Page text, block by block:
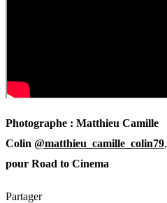
Photographe : Matthieu Camille
Colin @matthieu_camille_colin79,
pour Road to Cinema
Partager